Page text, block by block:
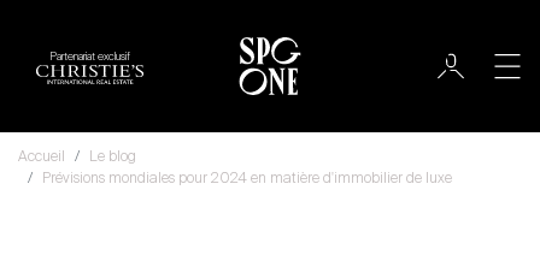
Partenariat exclusif
Accueil
Le blog
Prévisions mondiales pour 2024 en matière d'immobilier de luxe